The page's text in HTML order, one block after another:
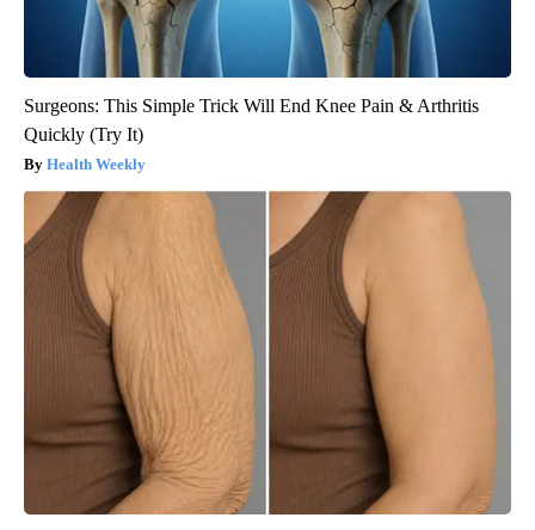
Surgeons: This Simple Trick Will End Knee Pain & Arthritis
Quickly (Try It)
Health Weekly